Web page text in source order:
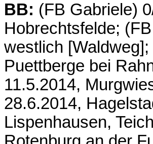
BB: (FB Gabriele)
Hobrechtsfelde;
westlich [Waldweg];
Puettberge bei
11.5.2014,
28.6.2014,
Lispenhausen,